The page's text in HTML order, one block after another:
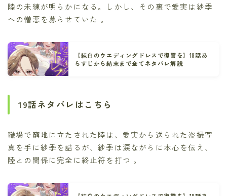
陸の未練が明らかになる。しかし、その裏で愛実は紗季
への憎悪を募らせていた 。
【純白のウエディングドレスで復讐を】18話あ
らすじから結末まで全てネタバレ解説
19話ネタバレはこちら
職場で窮地に立たされた陸は、愛実から送られた盗撮写
真を手に紗季を詰るが、紗季は涙ながらに本心を伝え、
陸との関係に完全に終止符を打つ 。